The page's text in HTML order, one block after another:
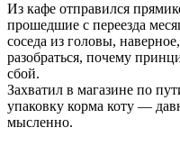
Из кафе отправился
прошедшие с переезда
соседа из головы,
разобраться, почему
сбой.
Захватил в магазине по
упаковку корма коту —
мысленно.